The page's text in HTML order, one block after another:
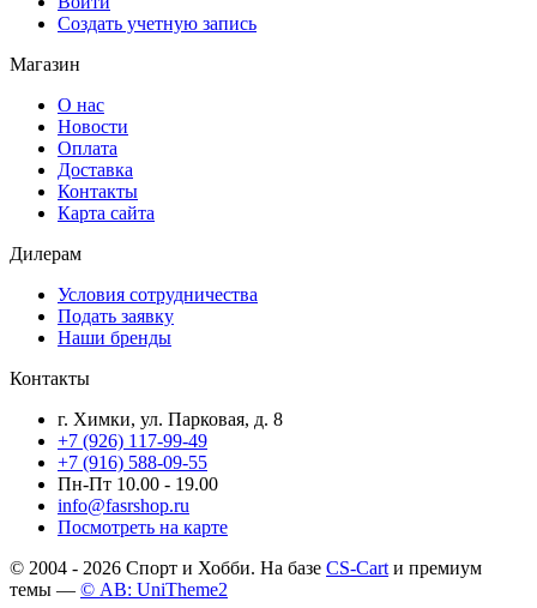
Создать учетную запись
Магазин
О нас
Новости
Оплата
Доставка
Контакты
Карта сайта
Дилерам
Условия сотрудничества
Подать заявку
Наши бренды
Контакты
г. Химки, ул. Парковая, д. 8
+7 (926) 117-99-49
+7 (916) 588-09-55
Пн-Пт 10.00 - 19.00
info@fasrshop.ru
Посмотреть на карте
© 2004 - 2026 Спорт и Хобби. На базе CS-Cart и премиум
темы — © AB: UniTheme2